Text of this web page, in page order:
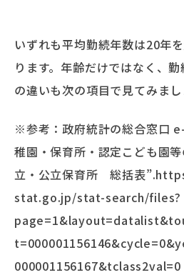
いずれも平均勤続年数は20年
ります。年齢だけではなく、
の違いも次の項目で見てみまし
※参考：政府統計の総合窓口
稚園・保育所・認定こども園
立・公立保育所 総括表
stat.go.jp/stat-search/files?